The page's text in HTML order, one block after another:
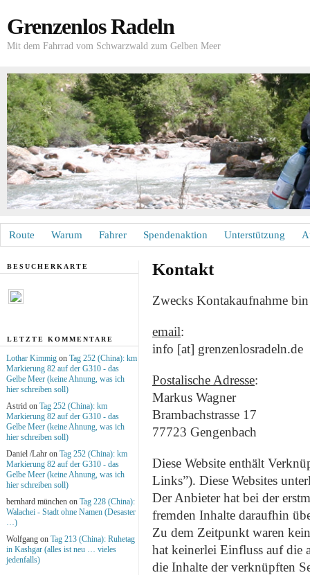
Grenzenlos Radeln
Mit dem Fahrrad vom Schwarzwald zum Gelben Meer
Route Warum Fahrer Spendenaktion Unterstützung
Kontakt
Zwecks Kontakaufnahme
email:
info [at] grenzenlosradeln.de
Postalische Adresse:
Markus Wagner
Brambachstrasse 17
77723 Gengenbach
Diese Website enthält
Links”). Diese Websites
Der Anbieter hat bei der
fremden Inhalte daraufhin
Zu dem Zeitpunkt waren
hat keinerlei Einfluss auf die
die Inhalte der verknüpften
BESUCHERKARTE
LETZTE KOMMENTARE
Lothar Kimmig on Tag 252 (China): km
Markierung 82 auf der G310 - das
Gelbe Meer (keine Ahnung, was ich
hier schreiben soll)
Astrid on Tag 252 (China): km
Markierung 82 auf der G310 - das
Gelbe Meer (keine Ahnung, was ich
hier schreiben soll)
Daniel /Lahr on Tag 252 (China): km
Markierung 82 auf der G310 - das
Gelbe Meer (keine Ahnung, was ich
hier schreiben soll)
bernhard münchen on Tag 228 (China):
Walachei - Stadt ohne Namen (Desaster
…)
Wolfgang on Tag 213 (China): Ruhetag
in Kashgar (alles ist neu … vieles
jedenfalls)